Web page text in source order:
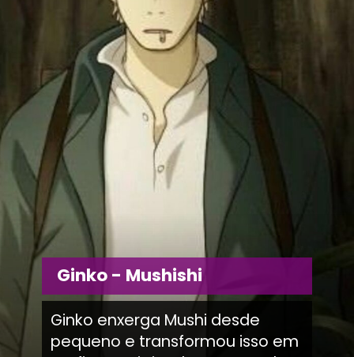
Ginko enxerga Mushi desde
pequeno e transformou isso em
Ginko - Mushishi